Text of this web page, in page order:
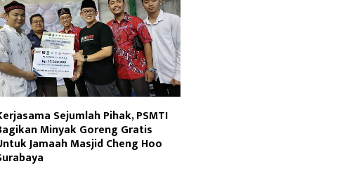
Sejumlah Pihak, PSMTI
Minyak Goreng Gratis
Jamaah Masjid Cheng Hoo